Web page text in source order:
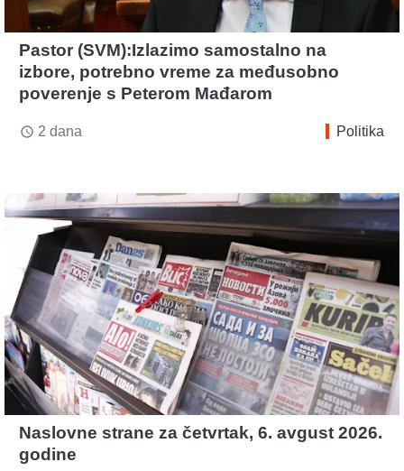
Pastor (SVM):Izlazimo samostalno na
izbore, potrebno vreme za međusobno
poverenje s Peterom Mađarom
access_time 2 dana Politika
Naslovne strane za četvrtak, 6. avgust 2026.
godine